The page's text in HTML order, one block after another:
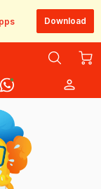
Download
person